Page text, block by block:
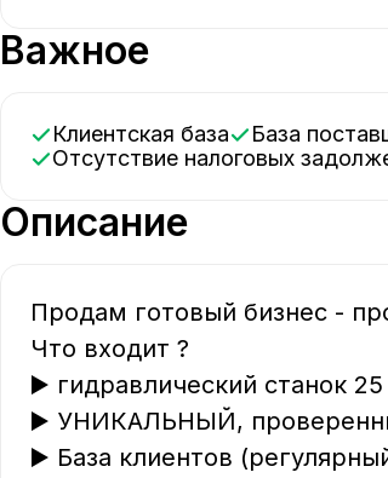
Важное
Клиентская база База
Отсутствие налоговых
Описание
Продам готовый
Что входит ?
▶️ гидравлический станок
▶️ УНИКАЛЬНЫЙ,
▶️ База клиентов